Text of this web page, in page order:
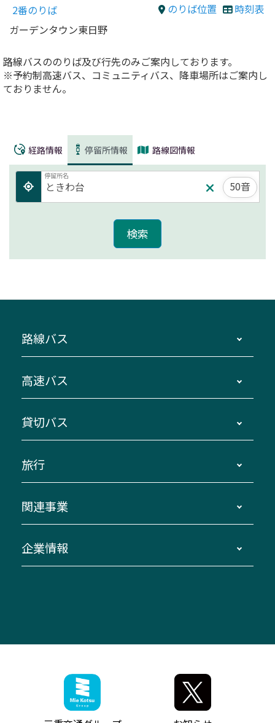
のりば位置 時刻表
2番のりば
ガーデンタウン東日野
路線バスののりば及び行先のみご案内しております。
※予約制高速バス、コミュニティバス、降車場所はご案内し
ておりません。
経路情報 停留所情報 路線図情報
停留所名
50音
路線バス
主要停留所案内図・時刻表
路線バスのご利用方法
三重交通接近情報バスロケーションシステム
ダイヤ改正情報
迂回・休止について
臨時バスについて
伊勢二見鳥羽周遊バスCANばす
「みえブルーライン」（三重大学病院直通バ
神都ライナー
ミジュマルのラッピングバス（鈴鹿管内）
参宮バス
高速バス
南紀・VISON～横浜・東京・埼玉
伊賀～名古屋
南紀～VISON～名古屋
湯の山温泉～名古屋
桑名・長島温泉・金城ふ頭駅～中部国際空港
（休止中）
お客様駐車場のご案内
アイコンの説明
インターネット予約
貸切バス
貸切バスのご利用について
お問い合わせ
旅行
貸切バス団体旅行
美し国周遊ばす
関連事業
自家用自動車車両運行管理
ザ・バスコレクション三重交通バスセット
三重交通公式グッズ
企業情報
ファンコーナー
お問い合わせ
お知らせ・最新情報一覧